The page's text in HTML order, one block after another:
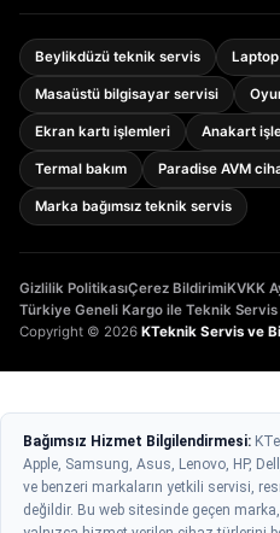
Beylikdüzü teknik servis
Masaüstü bilgisayar servisi
Ekran kartı işlemleri Anakart
Termal bakım Paradise AVM
Marka bağımsız teknik servis
Copyright © 2026 KTeknik Servis ve
Gizlilik PolitikasıÇerez BildirimiKVKK
Türkiye Geneli Kargo ile Teknik Servis
Bağımsız Hizmet Bilgilendirmesi:
Apple, Samsung, Asus, Lenovo, HP,
ve benzeri markaların yetkili servisi,
değildir. Bu web sitesinde geçen